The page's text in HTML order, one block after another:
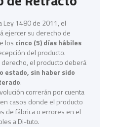
Ley 1480 de 2011, el
ejercer su derecho de
los cinco (5) días hábiles
del producto.
el producto deberá
estado, sin haber sido
.
correrán por cuenta
casos donde el producto
de fábrica o errores en el
a Di-tuto.